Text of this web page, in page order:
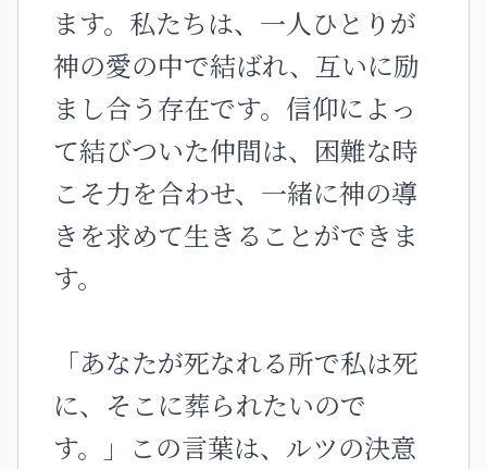
ます。私たちは、一人ひとりが
神の愛の中で結ばれ、互いに励
まし合う存在です。信仰によっ
て結びついた仲間は、困難な時
こそ力を合わせ、一緒に神の導
きを求めて生きることができま
す。
「あなたが死なれる所で私は死
に、そこに葬られたいので
す。」この言葉は、ルツの決意